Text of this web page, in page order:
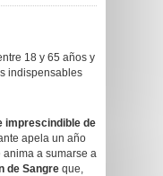
18 y 65 años y
indispensables
imprescindible de
apela un año
a sumarse a
de Sangre que,